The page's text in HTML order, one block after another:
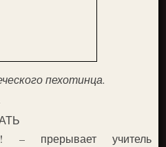
пехотинца.
– прерывает учитель